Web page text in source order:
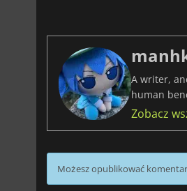
A writer,
human
Zobacz
Możesz opublikować